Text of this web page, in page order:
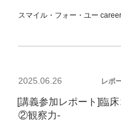
スマイル・フォー・ユー career
投
日:
2025.06.26 レポ
[講義参加レポート]臨
②観察力-